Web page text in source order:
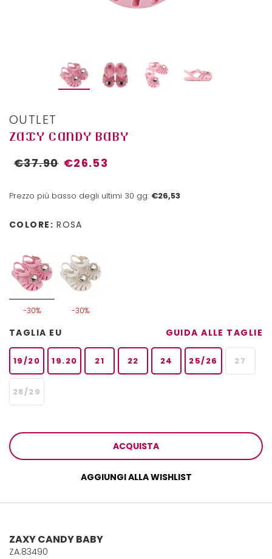
OUTLET
ZAXY CANDY BABY
€37.90 €26.53
Prezzo più basso degli ultimi 30 gg: €26,53
COLORE: ROSA
-30% -30%
TAGLIA EU GUIDA ALLE TAGLIE
19/20 19.20 21 22 24 25/26 27
28/29
ACQUISTA
AGGIUNGI ALLA WISHLIST
ZAXY CANDY BABY
ZA.83490